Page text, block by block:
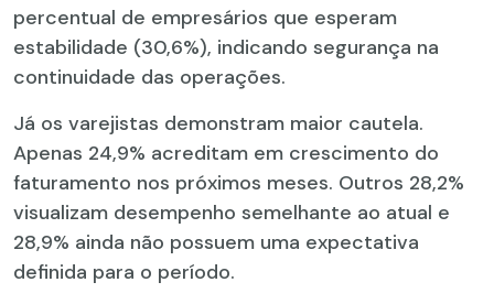
percentual de empresários que esperam
estabilidade (30,6%), indicando segurança na
continuidade das operações.
Já os varejistas demonstram maior cautela.
Apenas 24,9% acreditam em crescimento do
faturamento nos próximos meses. Outros 28,2%
visualizam desempenho semelhante ao atual e
28,9% ainda não possuem uma expectativa
definida para o período.